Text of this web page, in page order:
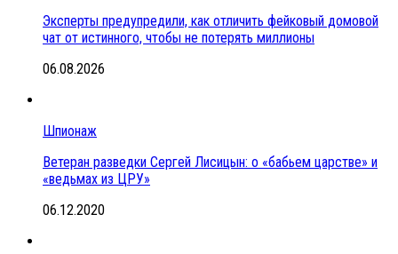
Эксперты предупредили, как отличить фейковый домовой
чат от истинного, чтобы не потерять миллионы
06.08.2026
Шпионаж
Ветеран разведки Сергей Лисицын: о «бабьем царстве» и
«ведьмах из ЦРУ»
06.12.2020